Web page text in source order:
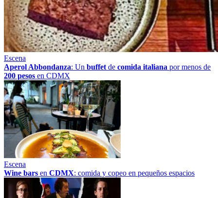
Escena
Aperol Abbondanza: Un buffet de comida italiana por menos de
200 pesos en CDMX
Escena
Wine bars en CDMX: comida y copeo en pequeños espacios